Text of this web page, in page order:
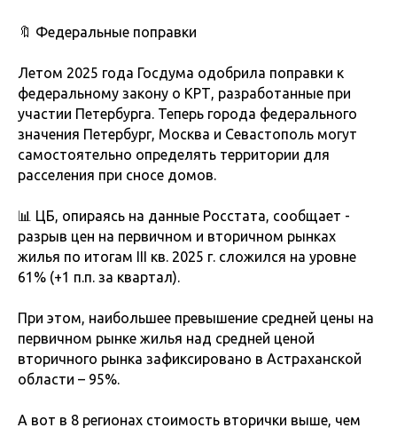
🔖 Федеральные поправки
Летом 2025 года Госдума одобрила поправки к
федеральному закону о КРТ, разработанные при
участии Петербурга. Теперь города федерального
значения Петербург, Москва и Севастополь могут
самостоятельно определять территории для
расселения при сносе домов.
📊 ЦБ, опираясь на данные Росстата, сообщает -
разрыв цен на первичном и вторичном рынках
жилья по итогам III кв. 2025 г. сложился на уровне
61% (+1 п.п. за квартал).
При этом, наибольшее превышение средней цены на
первичном рынке жилья над средней ценой
вторичного рынка зафиксировано в Астраханской
области – 95%.
А вот в 8 регионах стоимость вторички выше, чем